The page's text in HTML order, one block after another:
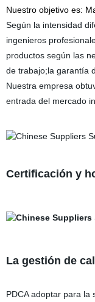
Nuestro objetivo es:
Según la intensidad
ingenieros
productos según las
de trabajo;la garantía
Nuestra empresa
entrada del mercado
Certificación y
La gestión de
PDCA adoptar para